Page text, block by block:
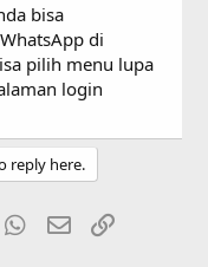
bisa
di
pilih menu lupa
login
reply here.
WhatsApp
Email